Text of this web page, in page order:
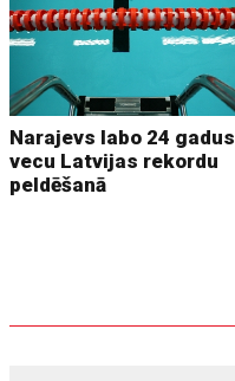
Narajevs labo 24 gadus
vecu Latvijas rekordu
peldēšanā